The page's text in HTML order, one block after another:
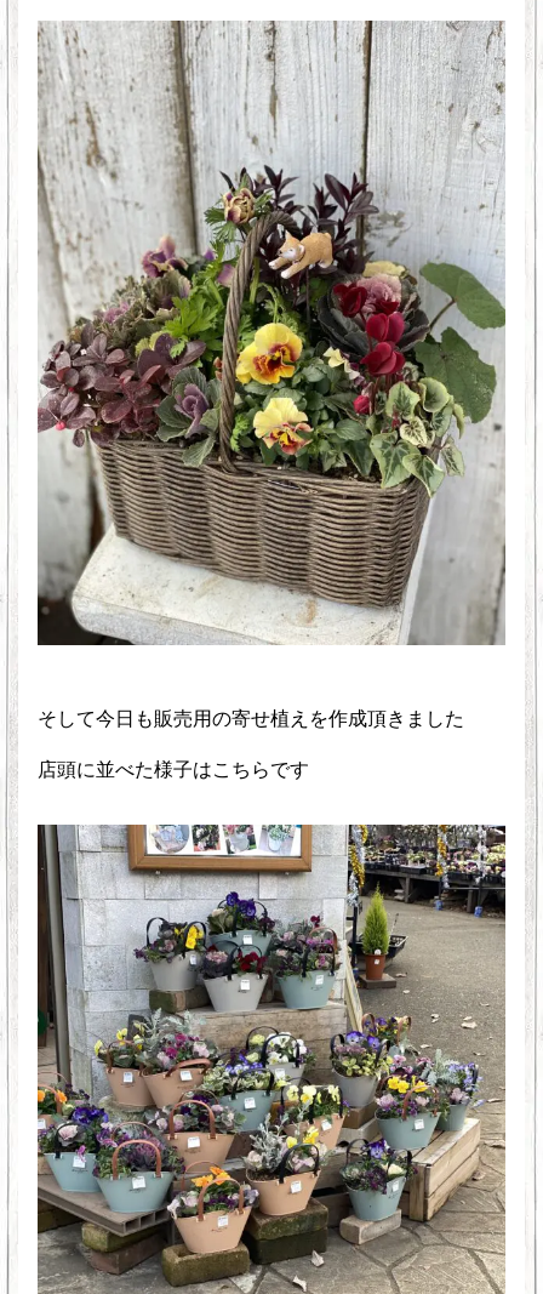
そして今日も販売用の寄せ植えを作成頂きました
店頭に並べた様子はこちらです